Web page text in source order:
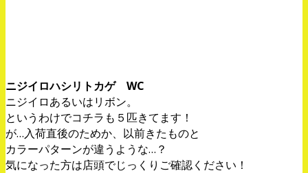
ニジイロハシリトカゲ WC
ニジイロあるいはリボン。
というわけでコチラも５匹きてます！
が…入荷直後のためか、以前きたものと
カラーパターンが違うような…？
気になった方は店頭でじっくりご確認ください！